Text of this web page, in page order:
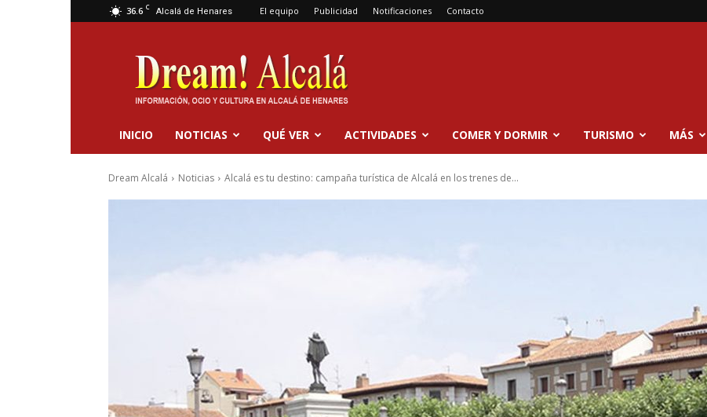
36.6 C Alcalá de Henares El equipo Publicidad Notificaciones Contacto
Dream
Alcalá
INICIO NOTICIAS QUÉ VER ACTIVIDADES COMER Y DORMIR TURISMO MÁS
Dream Alcalá Noticias Alcalá es tu destino: campaña turística de Alcalá en los trenes de...